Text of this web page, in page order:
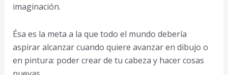
imaginación.
Ésa es la meta a la que todo el mundo debería
aspirar alcanzar cuando quiere avanzar en dibujo o
en pintura: poder crear de tu cabeza y hacer cosas